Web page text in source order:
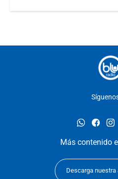
whatsapp
Más contenido
Descarga nuestra